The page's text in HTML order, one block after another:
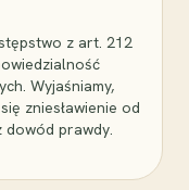
z art. 212
Wyjaśniamy,
zniesławienie od
dowód prawdy.